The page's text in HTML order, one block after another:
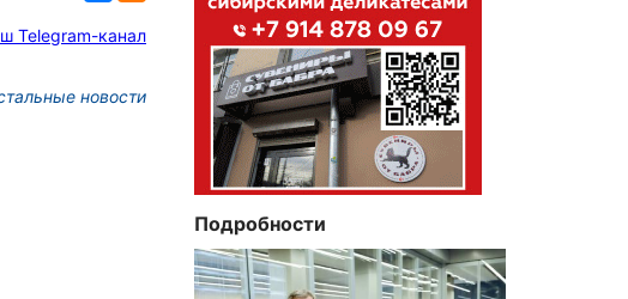
Telegram-канал
новости
Подробности